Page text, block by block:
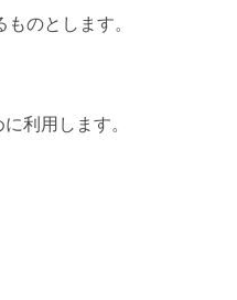
のとします。
利用します。